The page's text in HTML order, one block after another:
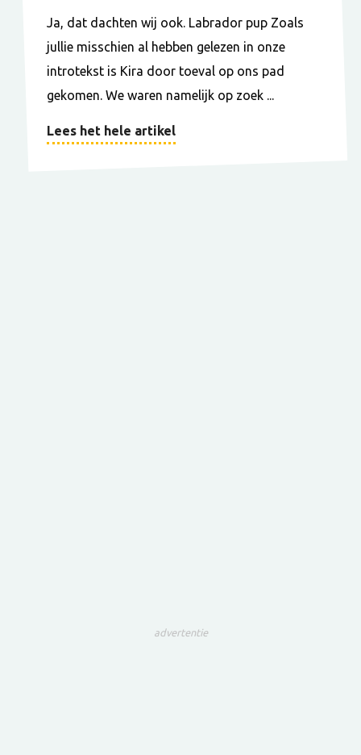
Ja, dat dachten wij ook. Labrador pup Zoals
jullie misschien al hebben gelezen in onze
introtekst is Kira door toeval op ons pad
gekomen. We waren namelijk op zoek ...
Lees het hele artikel
advertentie